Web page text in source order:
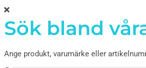
Sök bland
Ange produkt, varumärke eller